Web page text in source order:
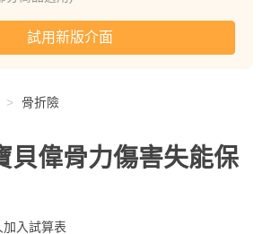
試用新版介面
骨折險
貝偉骨力傷害失能保
加入試算表